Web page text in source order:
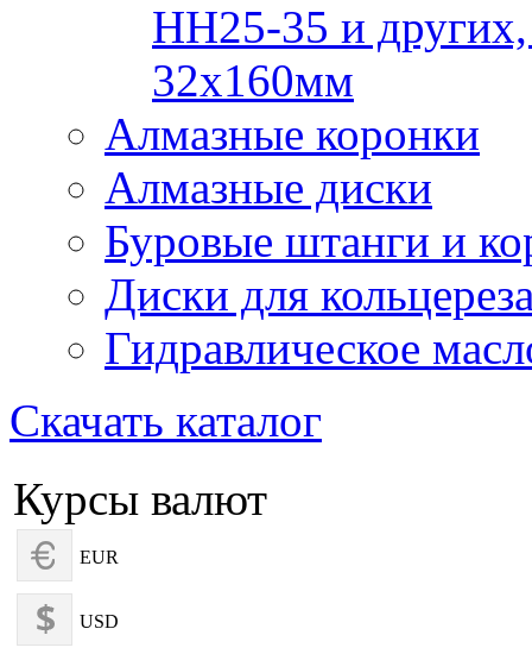
HH25-35 и
32х160мм
Алмазные коронки
Алмазные диски
Буровые штанги и
Диски для
Гидравлическое
Скачать каталог
Курсы валют
EUR
USD